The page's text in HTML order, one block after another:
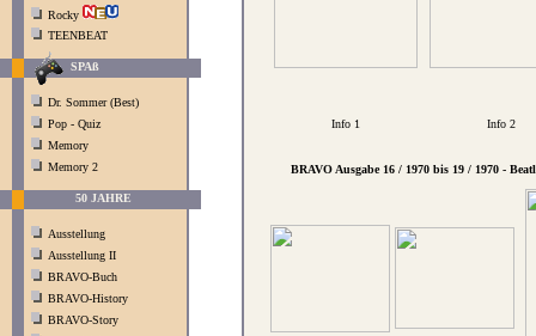
Rocky
TEENBEAT
SPAß
Dr. Sommer (Best)
Pop - Quiz
Memory
Memory 2
50 JAHRE
Ausstellung
Ausstellung II
BRAVO-Buch
BRAVO-History
BRAVO-Story
Info 1 Info 2
BRAVO Ausgabe 16 / 1970 bis 19 / 1970 -